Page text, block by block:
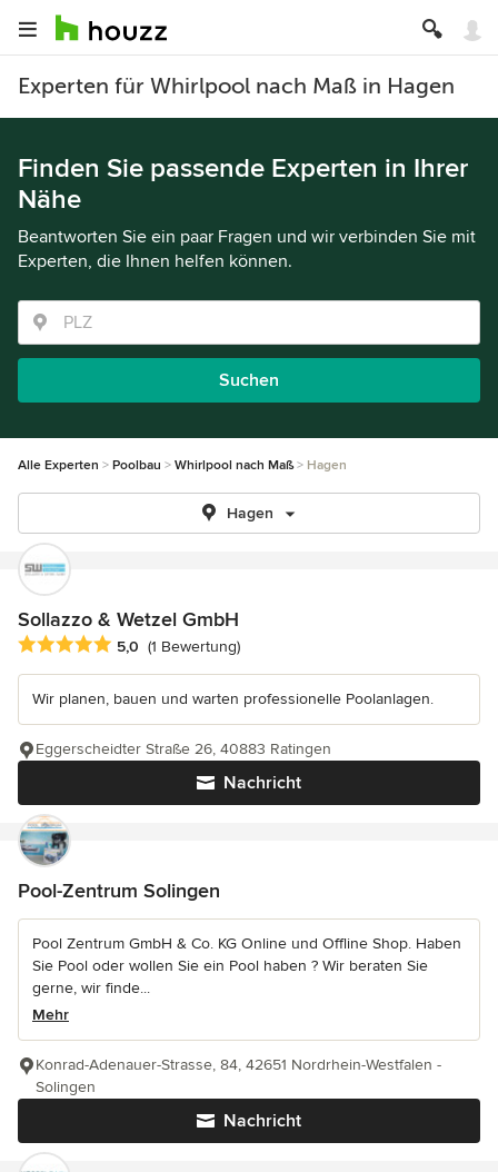
Experten für Whirlpool nach Maß in Hagen
Finden Sie passende Experten in Ihrer
Nähe
Beantworten Sie ein paar Fragen und wir verbinden Sie mit
Experten, die Ihnen helfen können.
Suchen
Alle Experten Poolbau Whirlpool nach Maß Hagen
Hagen
Sollazzo & Wetzel GmbH
Durchschnittliche Bewertung: 5 von 5 Sternen
5,0 (1 Bewertung)
Wir planen, bauen und warten professionelle Poolanlagen.
Nachricht
Eggerscheidter Straße 26, 40883 Ratingen
Pool-Zentrum Solingen
Pool Zentrum GmbH & Co. KG Online und Offline Shop. Haben
Sie Pool oder wollen Sie ein Pool haben ? Wir beraten Sie
gerne, wir finde...
Mehr
Nachricht
Konrad-Adenauer-Strasse, 84, 42651 Nordrhein-Westfalen -
Solingen